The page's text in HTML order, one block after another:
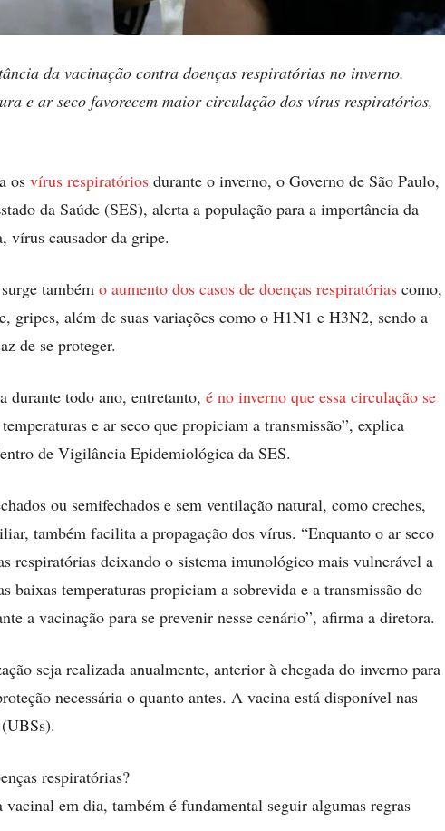
da vacinação contra doenças respiratórias no inverno.
e ar seco favorecem maior circulação dos vírus respiratórios,
os vírus respiratórios durante o inverno, o Governo de São Paulo,
da Saúde (SES), alerta a população para a importância da
vírus causador da gripe.
também o aumento dos casos de doenças respiratórias como,
gripes, além de suas variações como o H1N1 e H3N2, sendo a
de se proteger.
durante todo ano, entretanto, é no inverno que essa circulação se
e ar seco que propiciam a transmissão”, explica
de Vigilância Epidemiológica da SES.
ou semifechados e sem ventilação natural, como creches,
também facilita a propagação dos vírus. “Enquanto o ar seco
respiratórias deixando o sistema imunológico mais vulnerável a
baixas temperaturas propiciam a sobrevida e a transmissão do
a vacinação para se prevenir nesse cenário”, afirma a diretora.
seja realizada anualmente, anterior à chegada do inverno para
necessária o quanto antes. A vacina está disponível nas
respiratórias?
em dia, também é fundamental seguir algumas regras